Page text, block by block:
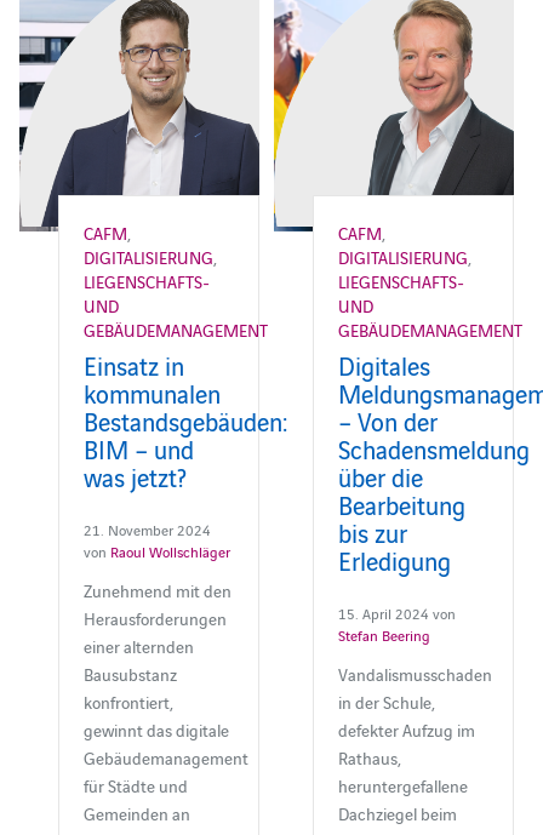
CAFM
DIGITALISIERUNG
LIEGENSCHAFTS-
UND
GEBÄUDEMANAGEMENT
Einsatz in
kommunalen
Bestandsgebäuden:
BIM – und
was jetzt?
21. November 2024
von Raoul Wollschläger
Zunehmend mit den
Herausforderungen
einer alternden
Bausubstanz
konfrontiert,
gewinnt das digitale
Gebäudemanagement
für Städte und
Gemeinden an
CAFM
DIGITALISIERUNG
LIEGENSCHAFTS-
UND
GEBÄUDEMANAGEMENT
Digitales
– Von der
Schadensmeldung
über die
Bearbeitung
bis zur
Erledigung
15. April 2024 von
Stefan Beering
Vandalismusschaden
in der Schule,
defekter Aufzug im
Rathaus,
heruntergefallene
Dachziegel beim